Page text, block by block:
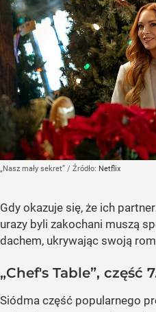
„Nasz mały sekret” / Źródło: Netflix
Gdy okazuje się, że ich
urazy byli zakochani muszą
dachem, ukrywając swoją
„Chef's Table”, część
Siódma część popularnego